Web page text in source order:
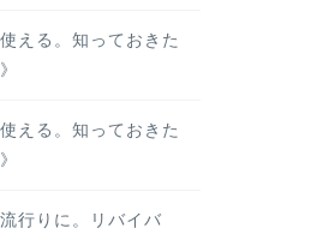
える。知っておきた
える。知っておきた
行りに。リバイバ